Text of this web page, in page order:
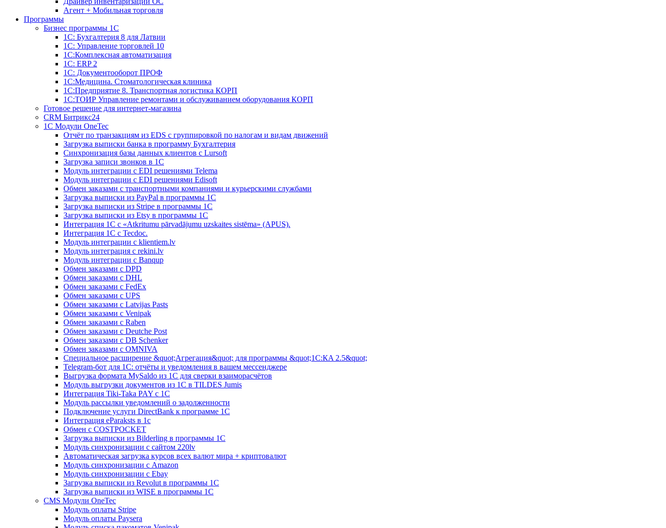
Агент + Мобильная торговля
Программы
Бизнес программы 1С
1С: Бухгалтерия 8 для Латвии
1С: Управление торговлей 10
1C:Комплексная автоматизация
1С: ERP 2
1С: Документооборот ПРОФ
1С:Медицина. Стоматологическая клиника
1С:Предприятие 8. Транспортная логистика КОРП
1С:ТОИР Управление ремонтами и обслуживанием оборудования КОРП
Готовое решение для интернет-магазина
CRM Битрикс24
1C Модули OneTec
Отчёт по транзакциям из EDS с группировкой по налогам и видам движений
Загрузка выписки банка в программу Бухгалтерия
Синхронизация базы данных клиентов с Lursoft
Загрузка записи звонков в 1С
Модуль интеграции с EDI решениями Telema
Модуль интеграции с EDI решениями Edisoft
Обмен заказами с транспортными компаниями и курьерскими службами
Загрузка выписки из PayPal в программы 1C
Загрузка выписки из Stripe в программы 1C
Загрузка выписки из Etsy в программы 1C
Интеграция 1С с «Atkritumu pārvadājumu uzskaites sistēma» (APUS).
Интеграция 1С с Tecdoc.
Модуль интеграции с klientiem.lv
Модуль интеграция с rekini.lv
Модуль интеграции с Banqup
Обмен заказами с DPD
Обмен заказами с DHL
Обмен заказами с FedEx
Обмен заказами с UPS
Обмен заказами с Latvijas Pasts
Обмен заказами с Venipak
Обмен заказами с Raben
Обмен заказами с Deutche Post
Обмен заказами с DB Schenker
Обмен заказами с OMNIVA
Специальное расширение &quot;Агрегация&quot; для программы &quot;1С:КA 2.5&quot;
Telegram-бот для 1С: отчёты и уведомления в вашем мессенджере
Выгрузка формата MySaldo из 1C для сверки взаиморасчётов
Модуль выгрузки документов из 1С в TILDES Jumis
Интеграция Tiki-Taka PAY с 1С
Модуль рассылки уведомлений о задолженности
Подключение услуги DirectBank к программе 1С
Интеграция eParaksts в 1с
Обмен с COSTPOCKET
Загрузка выписки из Bilderling в программы 1C
Модуль синхронизации с сайтом 220lv
Автоматическая загрузка курсов всех валют мира + криптовалют
Модуль синхронизации с Amazon
Модуль синхронизации с Ebay
Загрузка выписки из Revolut в программы 1C
Загрузка выписки из WISE в программы 1C
CMS Модули OneTec
Модуль оплаты Stripe
Модуль оплаты Paysera